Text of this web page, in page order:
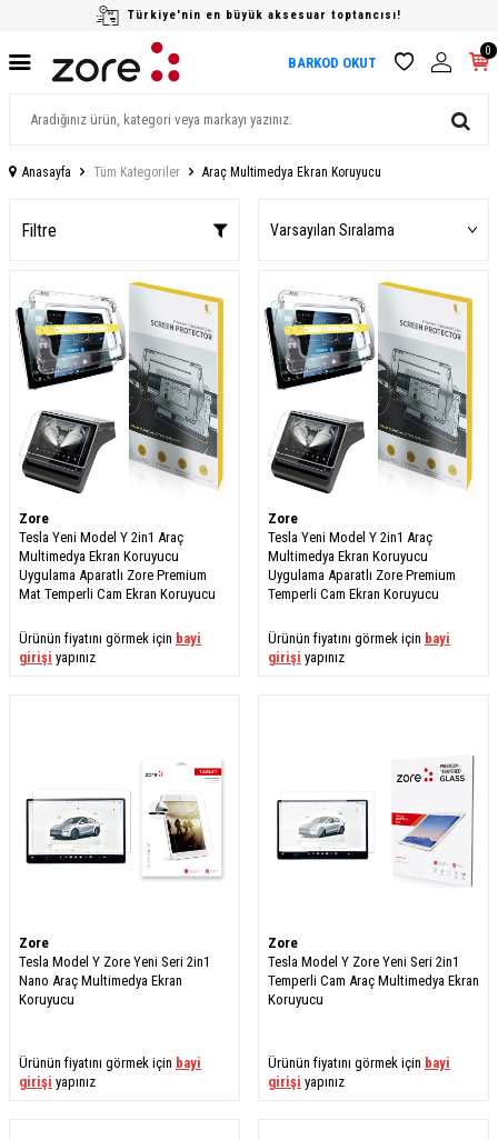
Türkiye'nin en büyük aksesuar toptancısı!
BARKOD OKUT
0
Anasayfa Tüm Kategoriler Araç Multimedya Ekran Koruyucu
Filtre
Zore
Tesla Yeni Model Y 2in1 Araç
Multimedya Ekran Koruyucu
Uygulama Aparatlı Zore Premium
Mat Temperli Cam Ekran Koruyucu
Ürünün fiyatını görmek için bayi
girişi yapınız
Zore
Tesla Yeni Model Y 2in1 Araç
Multimedya Ekran Koruyucu
Uygulama Aparatlı Zore Premium
Temperli Cam Ekran Koruyucu
Ürünün fiyatını görmek için bayi
girişi yapınız
Zore
Tesla Model Y Zore Yeni Seri 2in1
Nano Araç Multimedya Ekran
Koruyucu
Ürünün fiyatını görmek için bayi
girişi yapınız
Zore
Tesla Model Y Zore Yeni Seri 2in1
Temperli Cam Araç Multimedya Ekran
Koruyucu
Ürünün fiyatını görmek için bayi
girişi yapınız